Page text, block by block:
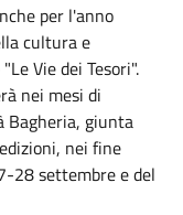
per l'anno
cultura e
Vie dei Tesori".
nei mesi di
Bagheria, giunta
nei fine
28 settembre e del